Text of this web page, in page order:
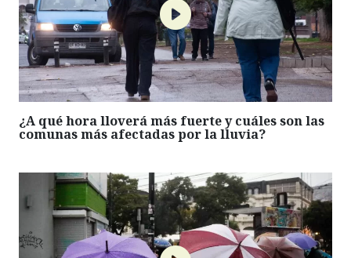
¿A qué hora lloverá más fuerte y cuáles son las
comunas más afectadas por la lluvia?